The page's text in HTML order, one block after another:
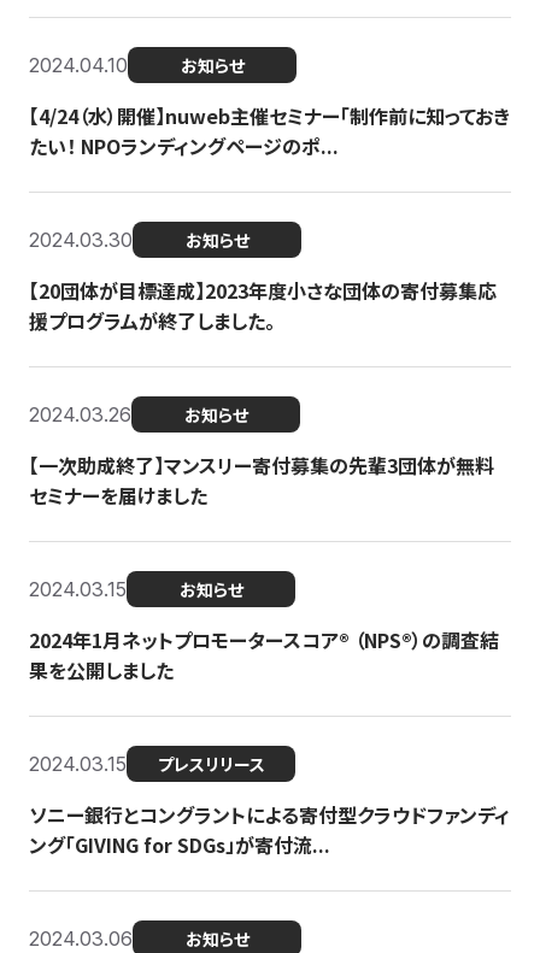
2024.04.10 お知らせ
【4/24（水）開催】nuweb主催セミナー「制作前に知っておき
たい！ NPOランディングページのポ...
2024.03.30 お知らせ
【20団体が目標達成】2023年度小さな団体の寄付募集応
援プログラムが終了しました。
2024.03.26 お知らせ
【一次助成終了】マンスリー寄付募集の先輩3団体が無料
セミナーを届けました
2024.03.15 お知らせ
2024年1月ネットプロモータースコア®︎ （NPS®︎）の調査結
果を公開しました
2024.03.15 プレスリリース
ソニー銀行とコングラントによる寄付型クラウドファンディ
ング「GIVING for SDGs」が寄付流...
2024.03.06 お知らせ